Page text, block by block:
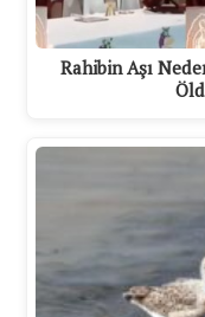
Rahibin Aşı